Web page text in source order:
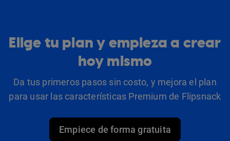
Elige tu plan y empieza a crear
hoy mismo
Da tus primeros pasos sin costo, y mejora el plan
para usar las características Premium de Flipsnack
Empiece de forma gratuita